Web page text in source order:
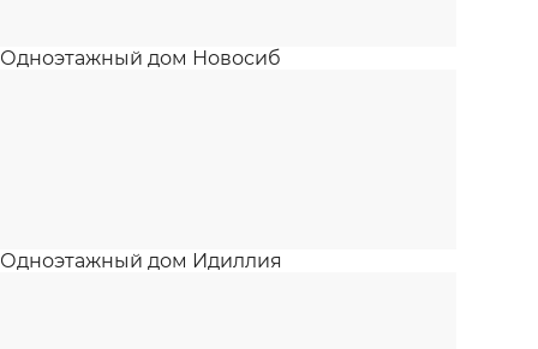
Одноэтажный дом Новосиб
Одноэтажный дом Идиллия